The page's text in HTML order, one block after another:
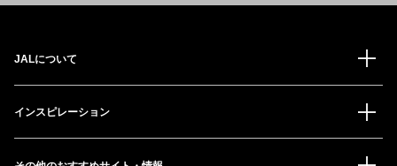
JALについて
インスピレーション